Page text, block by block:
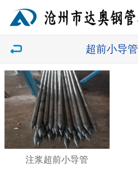
超前小导管
注浆超前小导管